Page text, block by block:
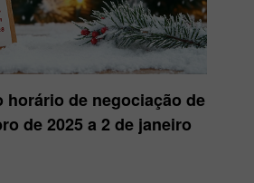
horário de negociação de
de 2025 a 2 de janeiro